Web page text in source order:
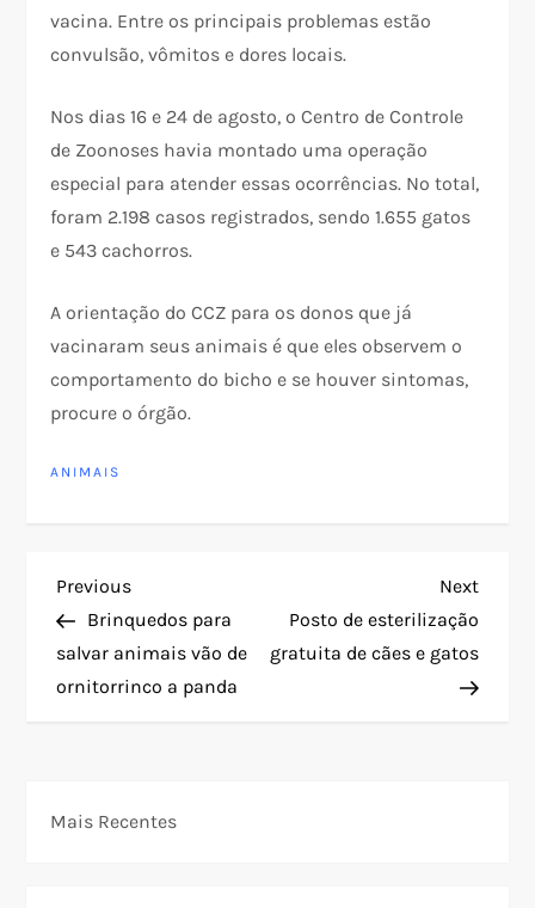
vacina. Entre os principais problemas estão
convulsão, vômitos e dores locais.
Nos dias 16 e 24 de agosto, o Centro de Controle
de Zoonoses havia montado uma operação
especial para atender essas ocorrências. No total,
foram 2.198 casos registrados, sendo 1.655 gatos
e 543 cachorros.
A orientação do CCZ para os donos que já
vacinaram seus animais é que eles observem o
comportamento do bicho e se houver sintomas,
procure o órgão.
ANIMAIS
N
a
v
g
Previous
Post
Previous
Brinquedos para
salvar animais vão de
ornitorrinco a panda
Next
Post
Next
Posto de esterilização
gratuita de cães e gatos
Mais Recentes